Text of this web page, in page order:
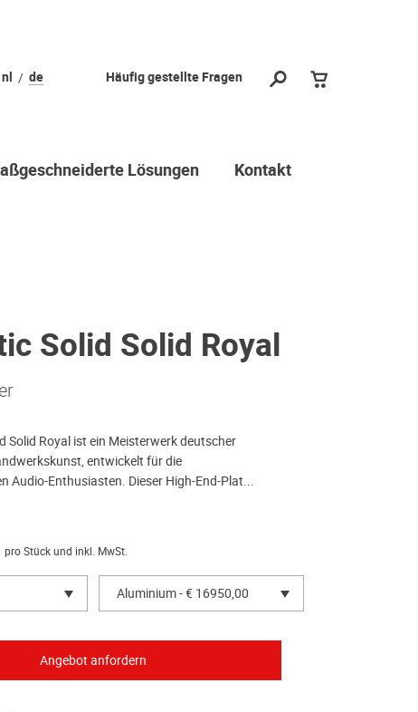
Häufig gestellte Fragen
nl de
Lösungen Kontakt
Solid Solid Royal
Solid Royal ist ein Meisterwerk deutscher
entwickelt für die
Audio-Enthusiasten. Dieser High-End-Plat...
pro Stück und inkl. MwSt.
Aluminium - € 16950,00